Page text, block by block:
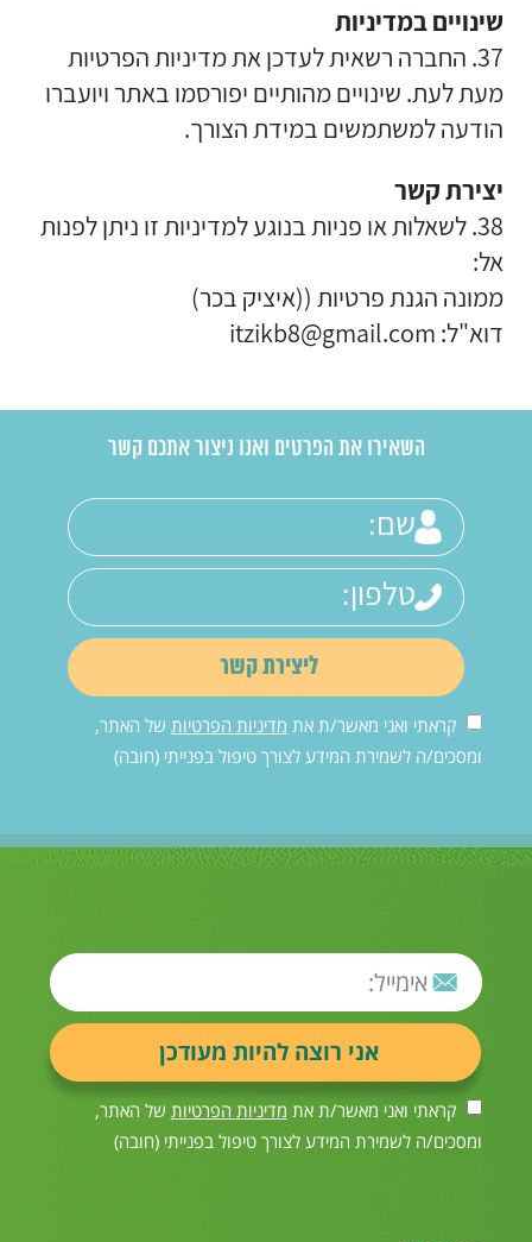
שינויים במדיניות
37. החברה רשאית לעדכן את מדיניות הפרטיות
מעת לעת. שינויים מהותיים יפורסמו באתר ויועברו
הודעה למשתמשים במידת הצורך.
יצירת קשר
38. לשאלות או פניות בנוגע למדיניות זו ניתן לפנות
אל:
ממונה הגנת פרטיות ((איציק בכר)
דוא"ל: itzikb8@gmail.com
השאירו את הפרטים ואנו ניצור אתכם קשר
קראתי ואני מאשר/ת את מדיניות הפרטיות של האתר,
ומסכים/ה לשמירת המידע לצורך טיפול בפנייתי (חובה)
קראתי ואני מאשר/ת את מדיניות הפרטיות של האתר,
ומסכים/ה לשמירת המידע לצורך טיפול בפנייתי (חובה)